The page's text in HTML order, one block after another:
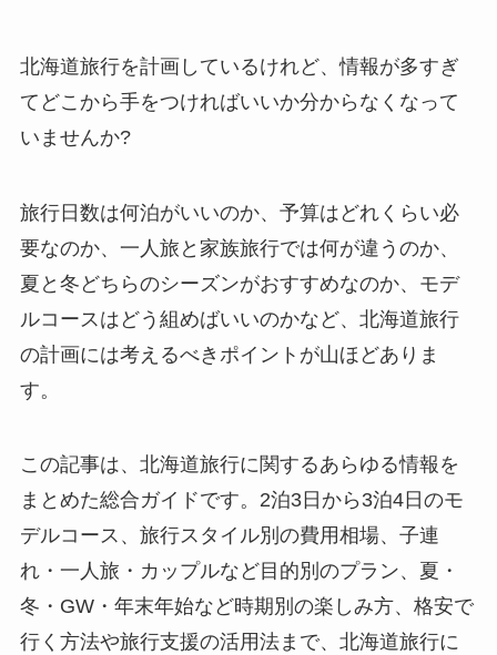
北海道旅行を計画しているけれど、情報が多すぎ
てどこから手をつければいいか分からなくなって
いませんか?
旅行日数は何泊がいいのか、予算はどれくらい必
要なのか、一人旅と家族旅行では何が違うのか、
夏と冬どちらのシーズンがおすすめなのか、モデ
ルコースはどう組めばいいのかなど、北海道旅行
の計画には考えるべきポイントが山ほどありま
す。
この記事は、北海道旅行に関するあらゆる情報を
まとめた総合ガイドです。2泊3日から3泊4日のモ
デルコース、旅行スタイル別の費用相場、子連
れ・一人旅・カップルなど目的別のプラン、夏・
冬・GW・年末年始など時期別の楽しみ方、格安で
行く方法や旅行支援の活用法まで、北海道旅行に